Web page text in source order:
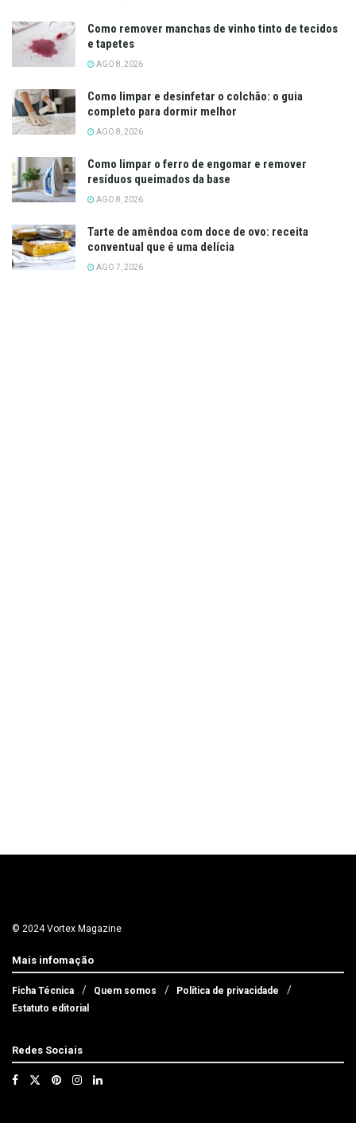
Como remover manchas de vinho tinto de tecidos
e tapetes
AGO 8, 2026
Como limpar e desinfetar o colchão: o guia
completo para dormir melhor
AGO 8, 2026
Como limpar o ferro de engomar e remover
resíduos queimados da base
AGO 8, 2026
Tarte de amêndoa com doce de ovo: receita
conventual que é uma delícia
AGO 7, 2026
© 2024 Vortex Magazine
Mais infomação
Ficha Técnica Quem somos
Política de privacidade
Estatuto editorial
Redes Sociais